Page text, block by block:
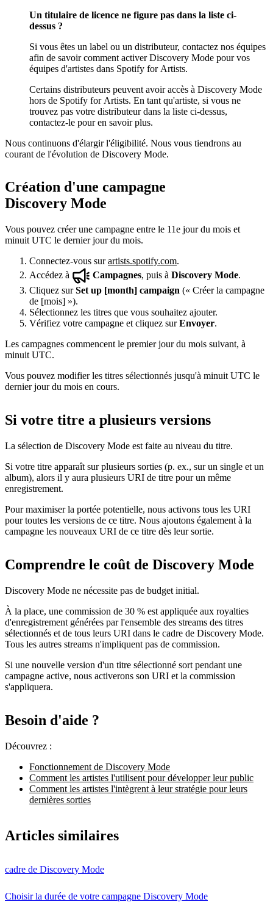
Un titulaire de licence ne figure pas dans la liste ci-
dessus ?
Si vous êtes un label ou un distributeur, contactez nos équipes
afin de savoir comment activer Discovery Mode pour vos
équipes d'artistes dans Spotify for Artists.
Certains distributeurs peuvent avoir accès à Discovery Mode
hors de Spotify for Artists. En tant qu'artiste, si vous ne
trouvez pas votre distributeur dans la liste ci-dessus,
contactez-le pour en savoir plus.
Nous continuons d'élargir l'éligibilité. Nous vous tiendrons au
courant de l'évolution de Discovery Mode.
Création d'une campagne
Discovery Mode
Vous pouvez créer une campagne entre le 11e jour du mois et
minuit UTC le dernier jour du mois.
Connectez-vous surartists.spotify.com.
Accédez à
Campagnes, puis à Discovery Mode.
Cliquez surSet up [month] campaign (« Créer la campagne
de [mois] »).
Sélectionnez les titres que vous souhaitez ajouter.
Vérifiez votre campagne et cliquez surEnvoyer.
Les campagnes commencent le premier jour du mois suivant, à
minuit UTC.
Vous pouvez modifier les titres sélectionnés jusqu'à minuit UTC le
dernier jour du mois en cours.
Si votre titre a plusieurs versions
La sélection de Discovery Mode est faite au niveau du titre.
Si votre titre apparaît sur plusieurs sorties (p. ex., sur un single et un
album), alors il y aura plusieurs URI de titre pour un même
enregistrement.
Pour maximiser la portée potentielle, nous activons tous les URI
pour toutes les versions de ce titre. Nous ajoutons également à la
campagne les nouveaux URI de ce titre dès leur sortie.
Comprendre le coût de Discovery Mode
Discovery Mode ne nécessite pas de budget initial.
À la place, une commission de 30 % est appliquée aux royalties
d'enregistrement générées par l'ensemble des streams des titres
sélectionnés et de tous leurs URI dans le cadre de Discovery Mode.
Tous les autres streams n'impliquent pas de commission.
Si une nouvelle version d'un titre sélectionné sort pendant une
campagne active, nous activerons son URI et la commission
s'appliquera.
Besoin d'aide ?
Découvrez :
Fonctionnement de Discovery Mode
Comment les artistes l'utilisent pour développer leur public
Comment les artistes l'intègrent à leur stratégie pour leurs
dernières sorties
Articles similaires
cadre de Discovery Mode
Choisir la durée de votre campagne Discovery Mode